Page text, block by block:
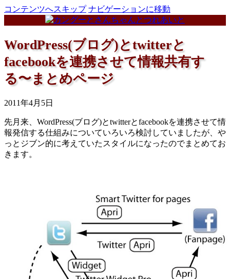
コンテンツへスキップ ナビゲーションに移動
WordPress(ブログ)とtwitterと
facebookを連携させて情報共有す
る〜まとめページ
2011年4月5日
先月来、WordPress(ブログ)とtwitterとfacebookを連携させて情
報発信する仕組みについていろいろ検討していましたが、や
っとジブン的に考えていたスタイルになったのでまとめてお
きます。